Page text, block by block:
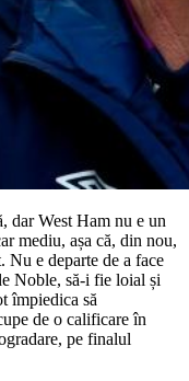
dar West Ham nu e un
mediu, așa că, din nou,
Nu e departe de a face
Noble, să-i fie loial și
împiedica să
de o calificare în
pe finalul